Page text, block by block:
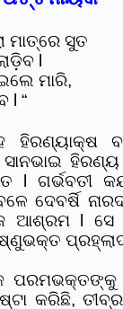
ମାତ୍ରେ ସୁତ
l
ମାରି,
l “
ହିରଣ୍ୟାକ୍ଷ
l ଗର୍ଭବତୀ
ଦେବର୍ଷି
ଆଶ୍ରମ l ସେ
ପ୍ରହ୍ଲାଦ
କରିଛି, ତୀବ୍ର